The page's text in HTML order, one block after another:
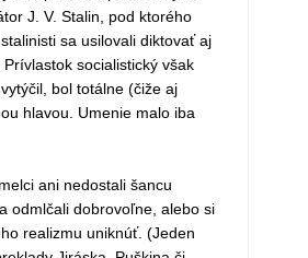
J. V. Stalin, pod ktorého
sa usilovali diktovať aj
socialistický však
bol totálne (čiže aj
hlavou. Umenie malo iba
ani nedostali šancu
odmlčali dobrovoľne, alebo si
realizmu uniknúť. (Jeden